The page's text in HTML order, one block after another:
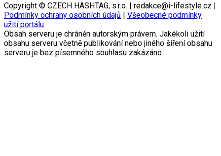
Copyright © CZECH HASHTAG, s.r.o. | redakce@i-lifestyle.cz |
Podmínky ochrany osobních údajů | Všeobecné podmínky
užití portálu
Obsah serveru je chráněn autorským právem. Jakékoli užití
obsahu serveru včetně publikování nebo jiného šíření obsahu
serveru je bez písemného souhlasu zakázáno.